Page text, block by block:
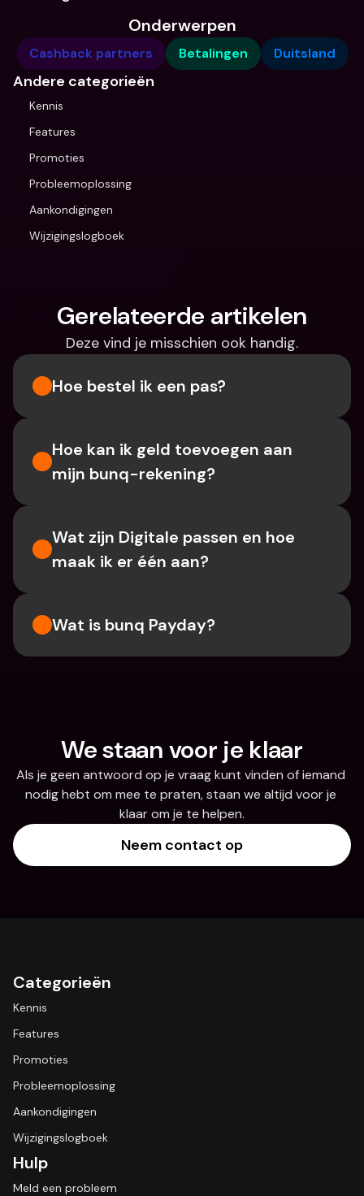
Onderwerpen
Cashback partners Betalingen Duitsland
Andere categorieën
Kennis
Features
Promoties
Probleemoplossing
Aankondigingen
Wijzigingslogboek
Gerelateerde artikelen
Deze vind je misschien ook handig.
Hoe bestel ik een pas?
Hoe kan ik geld toevoegen aan
mijn bunq-rekening?
Wat zijn Digitale passen en hoe
maak ik er één aan?
Wat is bunq Payday?
We staan voor je klaar
Als je geen antwoord op je vraag kunt vinden of iemand
nodig hebt om mee te praten, staan we altijd voor je
klaar om je te helpen.
Neem contact op
Categorieën
Kennis
Features
Promoties
Probleemoplossing
Aankondigingen
Wijzigingslogboek
Hulp
Meld een probleem